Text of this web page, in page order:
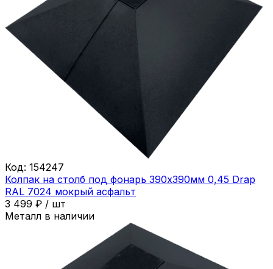
Код: 154247
Колпак на столб под фонарь 390х390мм 0,45 Drap
RAL 7024 мокрый асфальт
3 499 ₽ / шт
Металл в наличии